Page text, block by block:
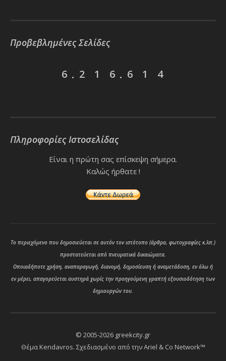
Προβεβλημένες Σελίδες
6 . 2 1 6 . 6 1 4
Πληροφορίες Ιστοσελίδας
Είναι η πρώτη σας επίσκεψη σήμερα.
Καλώς ήρθατε !
Το περιεχόμενο που δημοσιεύεται σε αυτόν τον ιστότοπο (άρθρα, φωτογραφίες κ.λπ.)
προστατεύεται από πνευματικά δικαιώματα.
Οποιαδήποτε χρήση, αναπαραγωγή, διανομή, δημοσίευση ή αναμετάδοση, εν όλω ή
εν μέρει, απαγορεύεται αυστηρά χωρίς την προηγούμενη γραπτή εξουσιοδότηση των
δημιουργών του.
© 2005-2026 greekcity.gr
Θέμα Kendavros. Σχεδιασμένο από τηνAriel & Co Network™